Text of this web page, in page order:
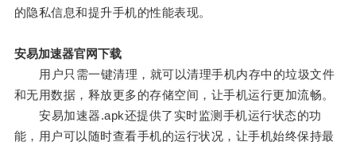
的隐私信息和提升手机的性能表现。
安易加速器官网下载
用户只需一键清理，就可以清理手机内存中的垃圾文件
和无用数据，释放更多的存储空间，让手机运行更加流畅。
安易加速器.apk还提供了实时监测手机运行状态的功
能，用户可以随时查看手机的运行状况，让手机始终保持最